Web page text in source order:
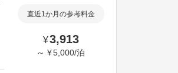
直近1か月の参考料金
¥3,913
～ ¥5,000/泊